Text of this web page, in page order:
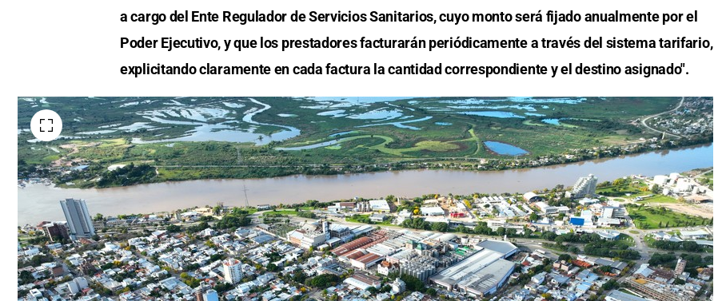
a cargo del Ente Regulador de Servicios Sanitarios, cuyo monto será fijado anualmente por el
Poder Ejecutivo, y que los prestadores facturarán periódicamente a través del sistema tarifario,
explicitando claramente en cada factura la cantidad correspondiente y el destino asignado".